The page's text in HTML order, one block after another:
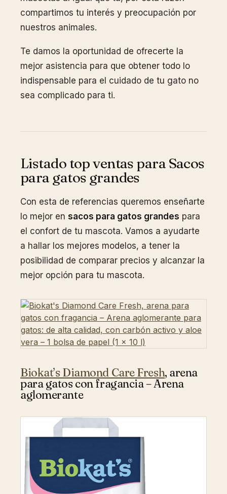
compartimos tu interés y preocupación por
nuestros animales.
Te damos la oportunidad de ofrecerte la
mejor asistencia para que obtener todo lo
indispensable para el cuidado de tu gato no
sea complicado para ti.
Listado top ventas para Sacos
para gatos grandes
Con esta de referencias queremos enseñarte
lo mejor en sacos para gatos grandes para
el confort de tu mascota. Vamos a ayudarte
a hallar los mejores modelos, a tener la
posibilidad de comparar precios y alcanzar la
mejor opción para tu mascota.
Biokat’s Diamond Care Fresh, arena
para gatos con fragancia – Arena
aglomerante